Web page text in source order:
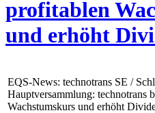
profitablen
und erhöht
EQS-News: technotrans SE /
Hauptversammlung: technotrans
Wachstumskurs und erhöht